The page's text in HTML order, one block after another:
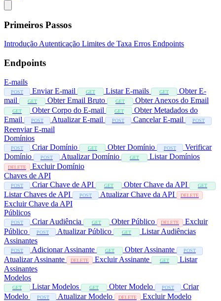
Primeiros Passos
Introdução Autenticação Limites de Taxa Erros Endpoints
Endpoints
E-mails
POST Enviar E-mail GET Listar E-mails GET
Obter E-
mail
GET Obter Email Bruto GET Obter Anexos do Email
GET Obter Corpo do E-mail GET
Obter Metadados do
Email
POST Atualizar E-mail POST Cancelar E-mail POST
Reenviar E-mail
Domínios
POST Criar Domínio GET Obter Domínio POST
Verificar
Domínio
POST Atualizar Domínio GET Listar Domínios
DELETE
Excluir Domínio
Chaves de API
POST Criar Chave de API GET Obter Chave da API GET
Listar Chaves de API POST Atualizar Chave da API DELETE
Excluir Chave da API
Públicos
POST Criar Audiência GET Obter Público DELETE
Excluir
Público
POST Atualizar Público GET
Listar Audiências
Assinantes
POST Adicionar Assinante GET Obter Assinante POST
Atualizar Assinante DELETE Excluir Assinante GET
Listar
Assinantes
Modelos
GET Listar Modelos GET Obter Modelo POST
Criar
Modelo
POST Atualizar Modelo DELETE Excluir Modelo